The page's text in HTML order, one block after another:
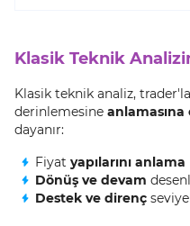
Klasik Teknik
Klasik teknik analiz,
derinlemesine anlamasına
dayanır:
Fiyat yapılarını anlama
Dönüş ve devam
Destek ve direnç